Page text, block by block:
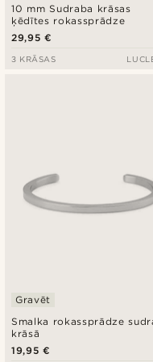
10 mm Sudraba krāsas
ķēdītes rokassprādze
29,95 €
3 KRĀSAS
Smalka rokassprādze
krāsā
Gravēt
19,95 €